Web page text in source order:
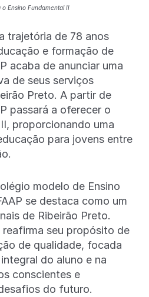
Ensino Fundamental II
trajetória de 78 anos
e formação de
acaba de anunciar uma
de seus serviços
Preto. A partir de
passará a oferecer o
proporcionando uma
para jovens entre
modelo de Ensino
se destaca como um
de Ribeirão Preto.
seu propósito de
de qualidade, focada
do aluno e na
conscientes e
do futuro.